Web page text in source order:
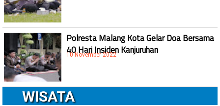
Polresta Malang Kota Gelar Doa Bersama
40 Hari Insiden Kanjuruhan
10 November 2022
WISATA